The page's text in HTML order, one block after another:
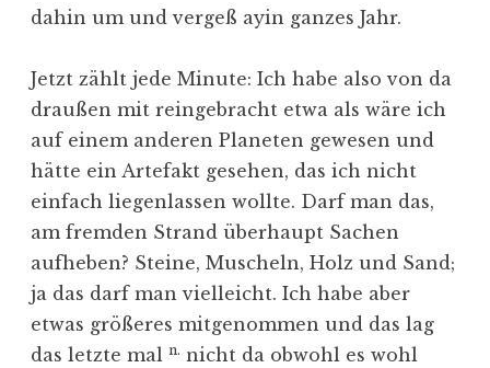
dahin um und vergeß ayin ganzes Jahr.
Jetzt zählt jede Minute: Ich habe also von da
draußen mit reingebracht etwa als wäre ich
auf einem anderen Planeten gewesen und
hätte ein Artefakt gesehen, das ich nicht
einfach liegenlassen wollte. Darf man das,
am fremden Strand überhaupt Sachen
aufheben? Steine, Muscheln, Holz und Sand;
ja das darf man vielleicht. Ich habe aber
etwas größeres mitgenommen und das lag
das letzte mal n. nicht da obwohl es wohl